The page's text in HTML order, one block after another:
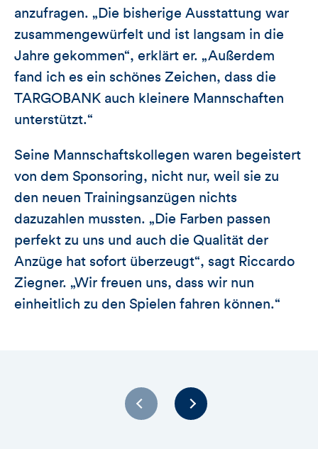
anzufragen. „Die bisherige Ausstattung war
zusammengewürfelt und ist langsam in die
Jahre gekommen“, erklärt er. „Außerdem
fand ich es ein schönes Zeichen, dass die
TARGOBANK auch kleinere Mannschaften
unterstützt.“
Seine Mannschaftskollegen waren begeistert
von dem Sponsoring, nicht nur, weil sie zu
den neuen Trainingsanzügen nichts
dazuzahlen mussten. „Die Farben passen
perfekt zu uns und auch die Qualität der
Anzüge hat sofort überzeugt“, sagt Riccardo
Ziegner. „Wir freuen uns, dass wir nun
einheitlich zu den Spielen fahren können.“